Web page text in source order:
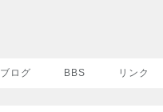
ブログ BBS リンク